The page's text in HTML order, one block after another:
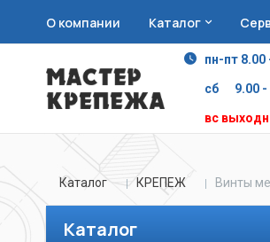
О компании Каталог
пн-пт 8.00
сб 9.00 -
вс
Каталог КРЕПЕЖ Винты
Каталог